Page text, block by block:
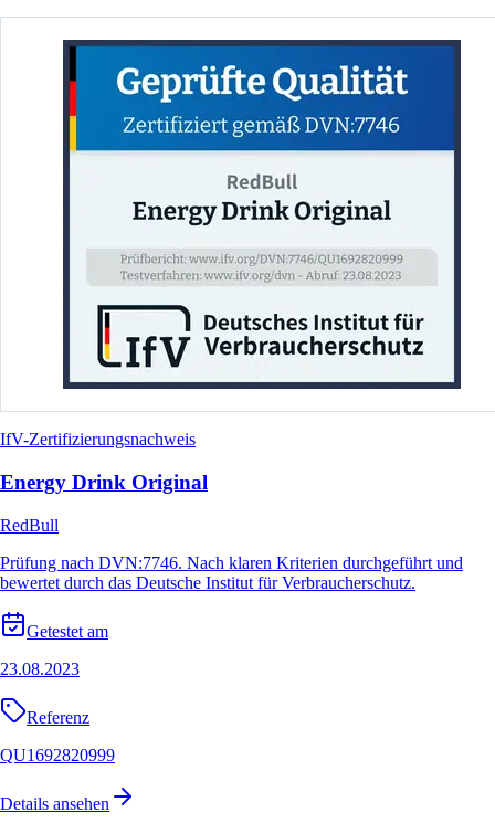
IfV-Zertifizierungsnachweis
Energy Drink Original
RedBull
Prüfung nach DVN:7746. Nach klaren Kriterien durchgeführt und
bewertet durch das Deutsche Institut für Verbraucherschutz.
Getestet am
23.08.2023
Referenz
QU1692820999
Details ansehen